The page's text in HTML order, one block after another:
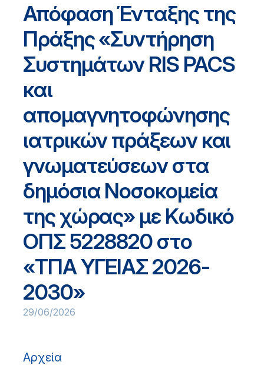
Απόφαση Ένταξης της
Πράξης «Συντήρηση
Συστημάτων RIS PACS
και
απομαγνητοφώνησης
ιατρικών πράξεων και
γνωματεύσεων στα
δημόσια Νοσοκομεία
της χώρας» με Κωδικό
ΟΠΣ 5228820 στο
«ΤΠΑ ΥΓΕΙΑΣ 2026-
2030»
29/06/2026
Αρχεία